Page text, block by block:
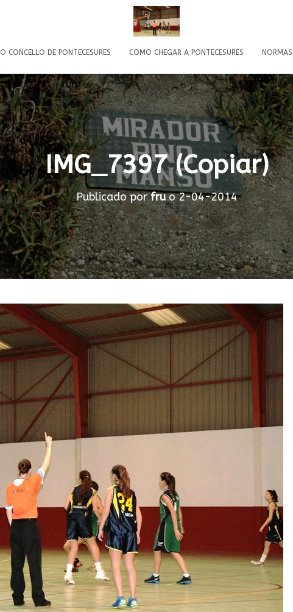
O CONCELLO DE PONTECESURES COMO CHEGAR A PONTECESURES
IMG_7397 (Copiar)
Publicado porfruo2-04-2014